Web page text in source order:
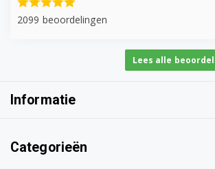
2099 beoordelingen
Lees alle
Informatie
Categorieën